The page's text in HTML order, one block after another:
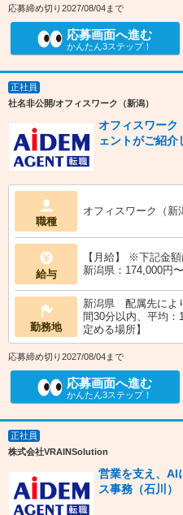
応募締め切り2027/08/04まで
応募画面へ進む
かんたん3ステップ！
正社員
社名非公開/オフィスワーク（新潟）
オフィスワー
ェントがご紹介
職種
オフィスワーク（新
給与
【月給】 ※下記金
新潟県：174,000円〜
勤務地
新潟県 配属先によ
間30分以内、平均
定める場所】
応募締め切り2027/08/04まで
応募画面へ進む
かんたん3ステップ！
正社員
株式会社VRAINSolution
営業を支え、AI
ス事務（石川）